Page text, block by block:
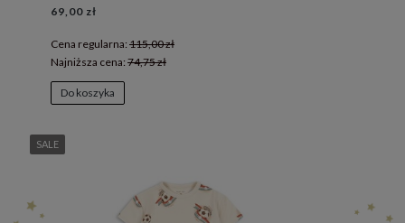
69,00 zł
Cena regularna: 115,00 zł
Najniższa cena: 74,75 zł
Do koszyka
SALE